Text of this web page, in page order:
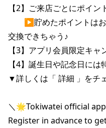
【2】ご来店ごとにポイン
▶貯めたポイントはお
交換できちゃう♪
【3】アプリ会員限定キャ
【4】誕生日や記念日に
▼詳しくは「 詳細 」をチ
＼🌟Tokiwatei official
Register in advance to